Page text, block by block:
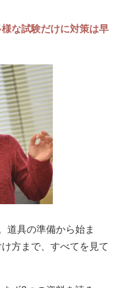
な試験だけに対策は早
道具の準備から始ま
方まで、すべてを見て